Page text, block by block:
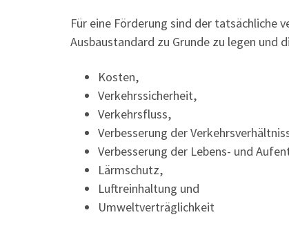
Für eine Förderung sind der tatsächliche
Ausbaustandard zu Grunde zu legen und
Kosten,
Verkehrssicherheit,
Verkehrsfluss,
Verbesserung der
Verbesserung der Lebens- und
Lärmschutz,
Luftreinhaltung und
Umweltverträglichkeit